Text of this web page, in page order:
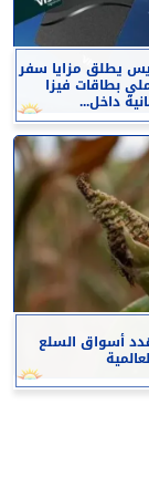
يطلق مزايا سفر
بطاقات فيزا
داخل...
أسواق السلع